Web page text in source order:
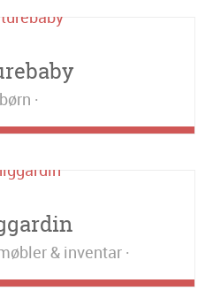
børn
& inventar